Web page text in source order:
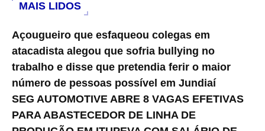
MAIS LIDOS
Açougueiro que esfaqueou colegas em
atacadista alegou que sofria bullying no
trabalho e disse que pretendia ferir o maior
número de pessoas possível em Jundiaí
SEG AUTOMOTIVE ABRE 8 VAGAS EFETIVAS
PARA ABASTECEDOR DE LINHA DE